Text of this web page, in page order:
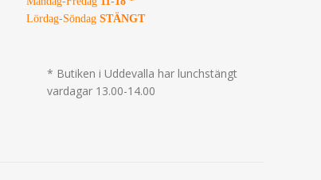
Lördag-Söndag STÄNGT
* Butiken i Uddevalla har lunchstängt
vardagar 13.00-14.00